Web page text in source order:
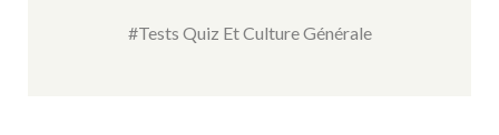
#Tests Quiz Et Culture Générale